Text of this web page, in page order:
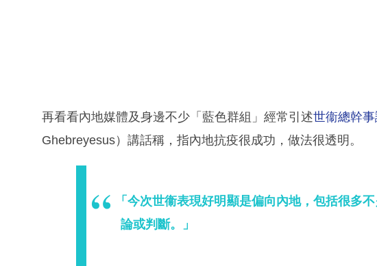
再看看內地媒體及身邊不少「藍色群組」經常引述世衞總幹
Ghebreyesus）講話稱，指內地抗疫很成功，做法很透明。
「今次世衞表現好明顯是偏向內地，包括很多
論或判斷。」